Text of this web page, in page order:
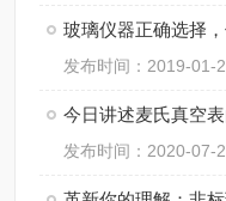
玻璃仪器正确选择
发布时间：2019-01-
今日讲述麦氏真空
发布时间：2020-07-